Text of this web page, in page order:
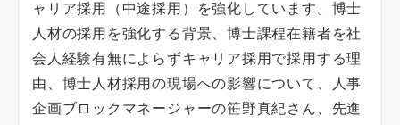
ャリア採用（中途採用）を強化しています。博士
人材の採用を強化する背景、博士課程在籍者を社
会人経験有無によらずキャリア採用で採用する理
由、博士人材採用の現場への影響について、人事
企画ブロックマネージャーの笹野真紀さん、先進